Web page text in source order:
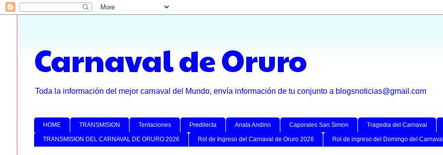
Carnaval de Oruro
Toda la información del mejor carnaval del Mundo, envía información de tu conjunto a blogsnoticias@gmail.com
HOME TRANSMISION Tentaciones Predilecta Anata Andino Caporales San Simon Tragedia del Carnaval
TRANSMISION DEL CARNAVAL DE ORURO 2026 Rol de Ingreso del Carnaval de Oruro 2026 Rol de ingreso del Domingo del